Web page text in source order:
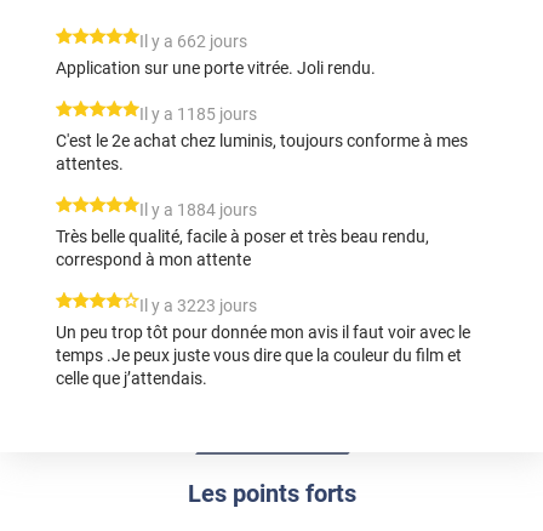
Les points forts
*****
Il y a 662 jours
Application sur une porte vitrée. Joli rendu.
*****
Il y a 1185 jours
C'est le 2e achat chez luminis, toujours conforme à mes
attentes.
*****
Il y a 1884 jours
Très belle qualité, facile à poser et très beau rendu,
correspond à mon attente
*****Il y a 3223 jours
Un peu trop tôt pour donnée mon avis il faut voir avec le
temps .Je peux juste vous dire que la couleur du film et
celle que j’attendais.